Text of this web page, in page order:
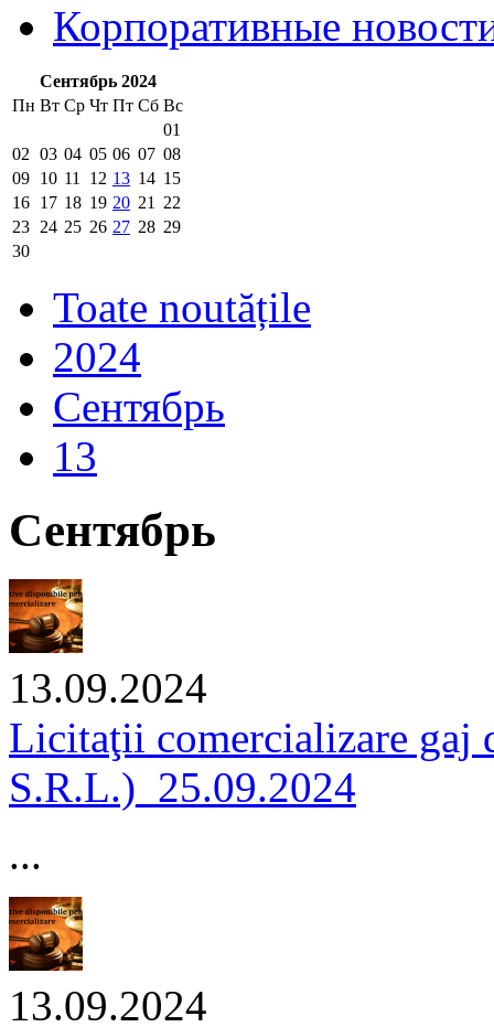
Корпоративные
Сентябрь 2024
Пн Вт Ср Чт Пт Сб Вс
01
02 03 04 05 06 07 08
09 10 11 12 13 14 15
16 17 18 19 20 21
22
23 24 25 26 27 28 29
30
Toate noutățile
2024
Сентябрь
13
Сентябрь
13.09.2024
Licitaţii comercializare
S.R.L.)_25.09.2024
...
13.09.2024